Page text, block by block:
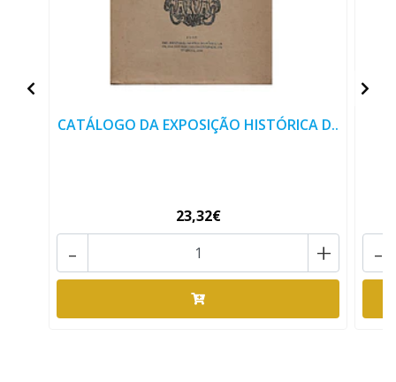
CATÁLOGO DA EXPOSIÇÃO HISTÓRICA D..
23,32€
+
- -